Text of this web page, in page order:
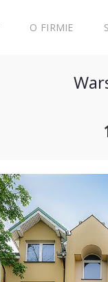
O FIRMIE